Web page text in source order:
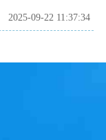
2025-09-22 11:37:34